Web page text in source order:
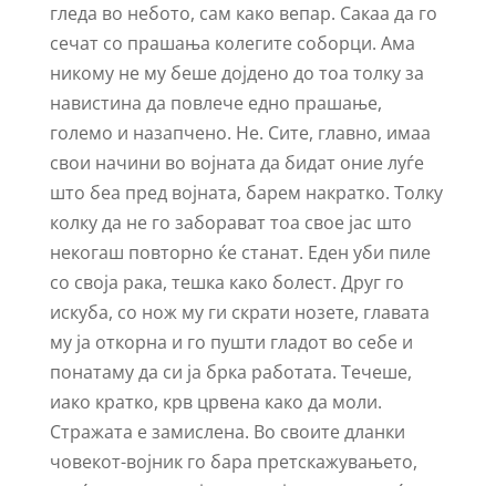
гледа во небото, сам како вепар. Сакаа да го
сечат со прашања колегите соборци. Ама
никому не му беше дојдено до тоа толку за
навистина да повлече едно прашање,
големо и назапчено. Не. Сите, главно, имаа
свои начини во војната да бидат оние луѓе
што беа пред војната, барем накратко. Толку
колку да не го заборават тоа свое јас што
некогаш повторно ќе станат. Еден уби пиле
со своја рака, тешка како болест. Друг го
искуба, со нож му ги скрати нозете, главата
му ја откорна и го пушти гладот во себе и
понатаму да си ја брка работата. Течеше,
иако кратко, крв црвена како да моли.
Стражата е замислена. Во своите дланки
човекот-војник го бара претскажувањето,